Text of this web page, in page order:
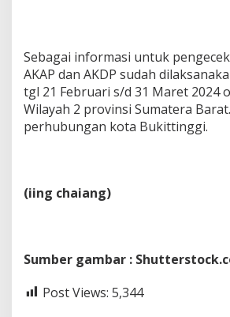
Sebagai informasi untuk
AKAP dan AKDP sudah
tgl 21 Februari s/d 31 Maret 2024
Wilayah 2 provinsi Sumatera
perhubungan kota Bukittinggi.
(iing chaiang)
Sumber gambar :
Post Views: 5,344